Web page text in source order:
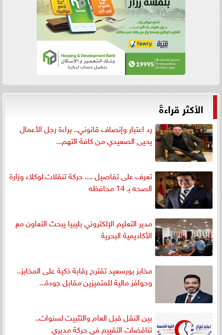
الأكثر قراءةً
رد اعتبار وإنصاف قانوني.. براءة رجل الأعمال
يحيى الصعيدي من كافة التهم...
تعرف على تفاصيل .... حركة تنقلات لوكلاء وزارة
الصحه بـ 14 محافظه
مدير التعليم الإلكتروني بليبيا يبحث التعاون مع
الأكاديمية البحرية
مخابز بورسعيد تقترح رقابة ذكية على المخابز..
وحوافز مالية للمتميزين مقابل جودة...
بين النقل قبل العام والتثبيت لسنوات..
تناقضات التقييم في حركة مديري